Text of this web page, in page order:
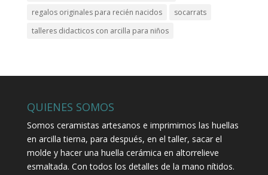
regalos originales para recién nacidos
socarrats
talleres didacticos con arcilla para niños
QUIENES SOMOS
Somos ceramistas artesanos e imprimimos las huellas
en arcilla tierna, para después, en el taller, sacar el
molde y hacer una huella cerámica en altorrelieve
esmaltada. Con todos los detalles de la mano nítidos.